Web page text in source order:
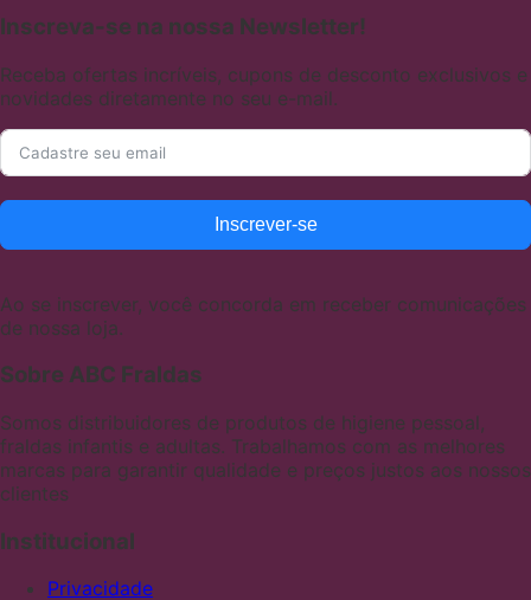
Inscreva-se na nossa Newsletter!
Receba ofertas incríveis, cupons de desconto exclusivos e
novidades diretamente no seu e-mail.
Inscrever-se
Ao se inscrever, você concorda em receber comunicações
de nossa loja.
Sobre ABC Fraldas
Somos distribuidores de produtos de higiene pessoal,
fraldas infantis e adultas. Trabalhamos com as melhores
marcas para garantir qualidade e preços justos aos nossos
clientes
Institucional
Privacidade